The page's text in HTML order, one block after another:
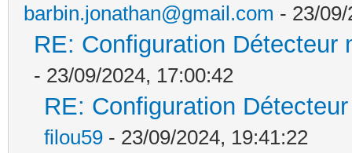
barbin.jonathan@gmail.com - 23/
RE: Configuration Détecteur
- 23/09/2024, 17:00:42
RE: Configuration
filou59 - 23/09/2024, 19:41:22